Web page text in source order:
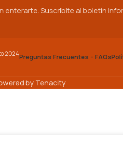
enterarte. Suscribite al boletín
2024Preguntas Frecuentes – FAQs
by Tenacity